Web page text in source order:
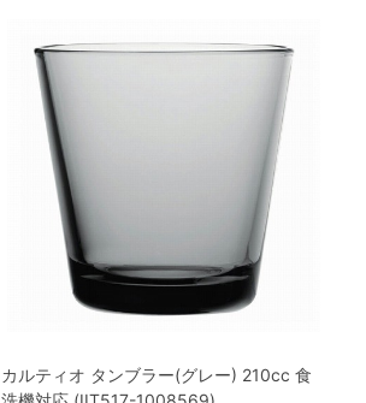
カルティオ タンブラー(グレー) 210cc 食